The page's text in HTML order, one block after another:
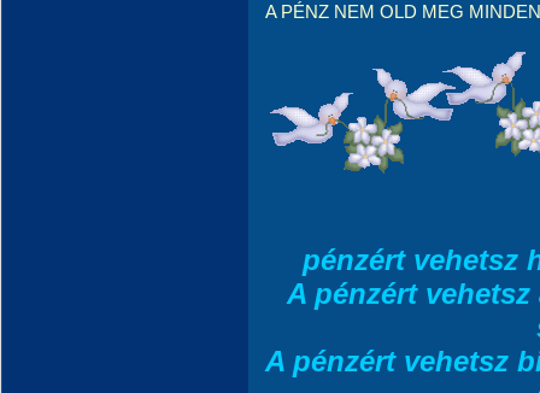
A PÉNZ NEM OLD MEG
pénzért vehetsz
A pénzért
A pénzért vehetsz